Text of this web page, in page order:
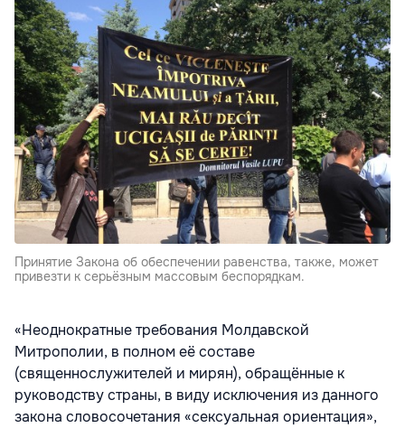
Принятие Закона об обеспечении равенства, также, может
привезти к серьёзным массовым беспорядкам.
«Неоднократные требования Молдавской
Митрополии, в полном её составе
(священнослужителей и мирян), обращённые к
руководству страны, в виду исключения из данного
закона словосочетания «сексуальная ориентация»,